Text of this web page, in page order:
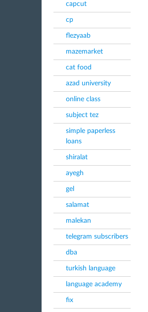
capcut
cp
flezyaab
mazemarket
cat food
azad university
online class
subject tez
simple paperless
loans
shiralat
ayegh
gel
salamat
malekan
telegram subscribers
dba
turkish language
language academy
fix